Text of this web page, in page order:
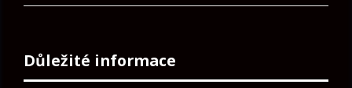
Důležité informace